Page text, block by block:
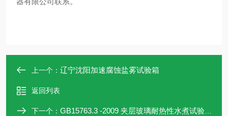
上一个： 辽宁沈阳加速腐蚀盐雾试验箱
返回列表
下一个： GB15763.3 -2009 夹层玻璃耐热性水煮试验箱